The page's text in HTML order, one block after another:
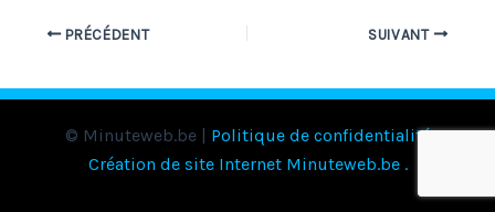
PRÉCÉDENT SUIVANT
© Minuteweb.be | Politique de confidentialité
Création de site Internet Minuteweb.be .